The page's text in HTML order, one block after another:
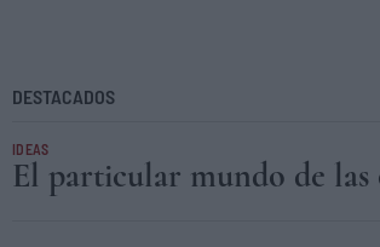
DESTACADOS
IDEAS
El particular mundo de las